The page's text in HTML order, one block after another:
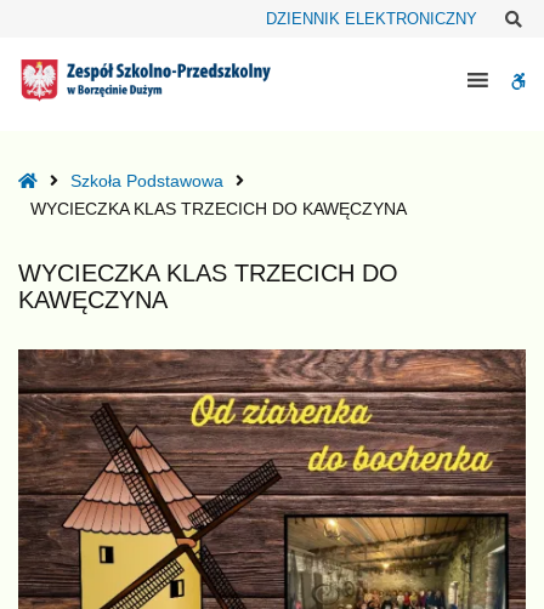
KLAS
TRZECICH
DZIENNIK ELEKTRONICZNY
HomeSzkoła Podstawowa
WYCIECZKA KLAS TRZECICH DO KAWĘCZYNA
WYCIECZKA KLAS TRZECICH DO
KAWĘCZYNA